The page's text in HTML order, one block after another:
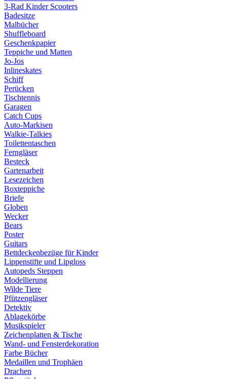
3-Rad Kinder Scooters
Badesitze
Malbücher
Shuffleboard
Geschenkpapier
Teppiche und Matten
Jo-Jos
Inlineskates
Schiff
Perücken
Tischtennis
Garagen
Catch Cups
Auto-Markisen
Walkie-Talkies
Toilettentaschen
Ferngläser
Besteck
Gartenarbeit
Lesezeichen
Boxteppiche
Briefe
Globen
Wecker
Bears
Poster
Guitars
Bettdeckenbezüge für Kinder
Lippenstifte und Lipgloss
Autopeds Steppen
Modellierung
Wilde Tiere
Pfützengläser
Detektiv
Ablagekörbe
Musikspieler
Zeichenplatten & Tische
Wand- und Fensterdekoration
Farbe Bücher
Medaillen und Trophäen
Drachen